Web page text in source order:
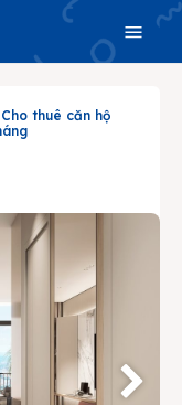
V3
Cho thuê căn hộ